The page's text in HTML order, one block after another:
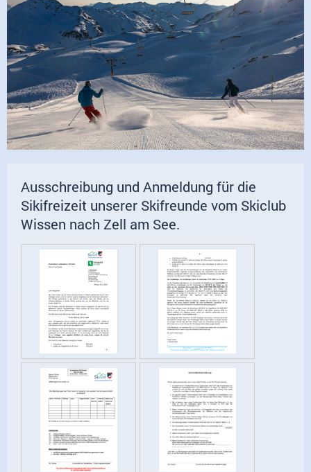
Ausschreibung und Anmeldung für die
Sikifreizeit unserer Skifreunde vom Skiclub
Wissen nach Zell am See.